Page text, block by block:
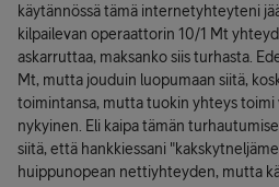
käytännössä tämä internetyhteyteni
kilpailevan operaattorin 10/1 Mt
askarruttaa, maksanko siis turhasta.
Mt, mutta jouduin luopumaan siitä,
toimintansa, mutta tuokin yhteys toimi
nykyinen. Eli kaipa tämän
siitä, että hankkiessani
huippunopean nettiyhteyden, mutta